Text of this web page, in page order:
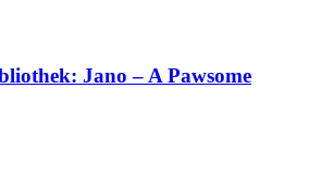
Jano – A Pawsome